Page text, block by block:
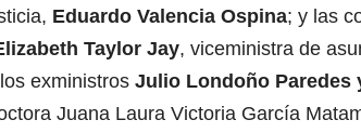
Eduardo Valencia Ospina; y las
Taylor Jay, viceministra de
exministros Julio Londoño Paredes
Juana Laura Victoria García